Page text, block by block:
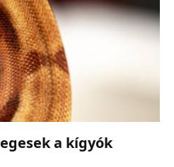
a kígyók